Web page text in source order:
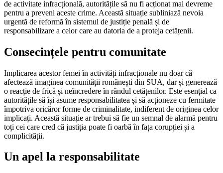
de activitate infracțională, autoritățile să nu fi acționat mai devreme
pentru a preveni aceste crime. Această situație subliniază nevoia
urgentă de reformă în sistemul de justiție penală și de
responsabilizare a celor care au datoria de a proteja cetățenii.
Consecințele pentru comunitate
Implicarea acestor femei în activități infracționale nu doar că
afectează imaginea comunității românești din SUA, dar și generează
o reacție de frică și neîncredere în rândul cetățenilor. Este esențial ca
autoritățile să își asume responsabilitatea și să acționeze cu fermitate
împotriva oricăror forme de criminalitate, indiferent de originea celor
implicați. Această situație ar trebui să fie un semnal de alarmă pentru
toți cei care cred că justiția poate fi oarbă în fața corupției și a
complicității.
Un apel la responsabilitate